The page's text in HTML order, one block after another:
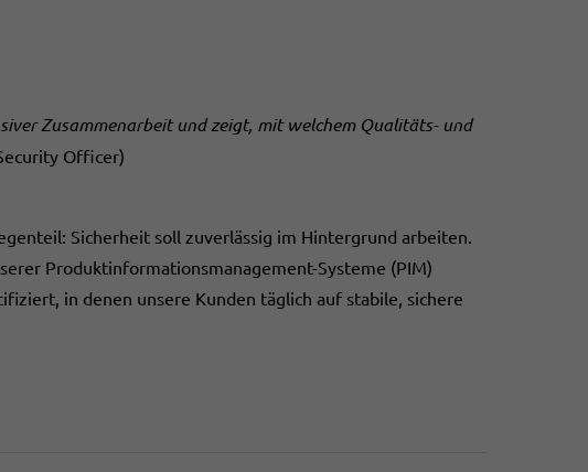
Zusammenarbeit und zeigt, mit welchem Qualitäts- und
Officer)
Sicherheit soll zuverlässig im Hintergrund arbeiten.
Produktinformationsmanagement-Systeme (PIM)
in denen unsere Kunden täglich auf stabile, sichere